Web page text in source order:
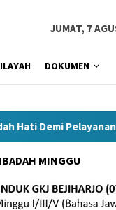
JUMAT, 7
DOKUMEN
Pelayanan Lebih
MINGGU